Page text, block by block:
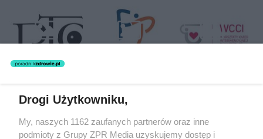
rozpowszechniany lub dalej rozpowszechniany w jakikolwiek sposób
(w tym także elektroniczny lub mechaniczny) na jakimkolwiek polu
Drogi Użytkowniku,
My, naszych 1162 zaufanych partnerów oraz inne
podmioty z Grupy ZPR Media uzyskujemy dostęp i